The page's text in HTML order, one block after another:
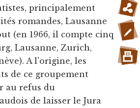
principalement
romandes, Lausanne
(en 1966, il compte cinq
Lausanne, Zurich,
A l'origine, les
de ce groupement
au refus du
de laisser le Jura